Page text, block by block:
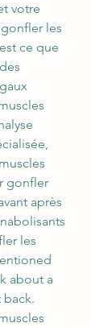
votre
les
ce que
gonfler
après
les
about a
back.